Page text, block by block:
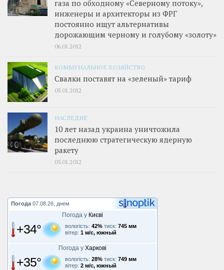
газа по обходному «Северному потоку»,
инженеры и архитекторы из ФРГ
постоянно ищут альтернативы
дорожающим черному и голубому «золоту»
06.01.2012
КОММУНАЛЬНОЕ ХОЗЯЙСТВО
Свалки поставят на «зеленый» тариф
05.01.2012
НАСЛЕДИЕ
10 лет назад украина уничтожила
последнюю стратегическую ядерную
ракету
05.01.2012
Погода 07.08.26, днем
Погода у Києві
+34° вологість: 42% тиск: 745 мм
вітер: 1 м/с, южный
Погода у Харкові
+35° вологість: 28% тиск: 749 мм
вітер: 2 м/с, южный